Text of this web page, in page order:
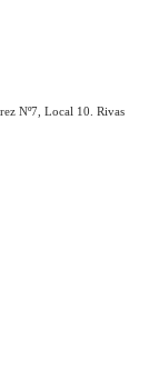
Nº7, Local 10. Rivas